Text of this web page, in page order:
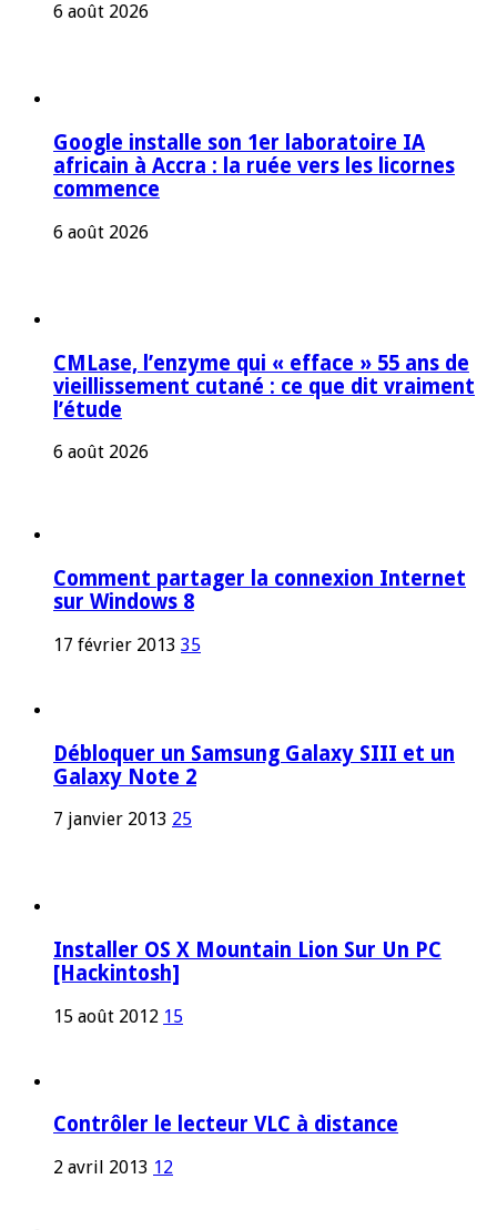
6 août 2026
Google installe son 1er laboratoire IA
africain à Accra : la ruée vers les licornes
commence
6 août 2026
CMLase, l’enzyme qui « efface » 55 ans de
vieillissement cutané : ce que dit vraiment
l’étude
6 août 2026
Comment partager la connexion Internet
sur Windows 8
17 février 2013 35
Débloquer un Samsung Galaxy SIII et un
Galaxy Note 2
7 janvier 2013 25
Installer OS X Mountain Lion Sur Un PC
[Hackintosh]
15 août 2012 15
Contrôler le lecteur VLC à distance
2 avril 2013 12